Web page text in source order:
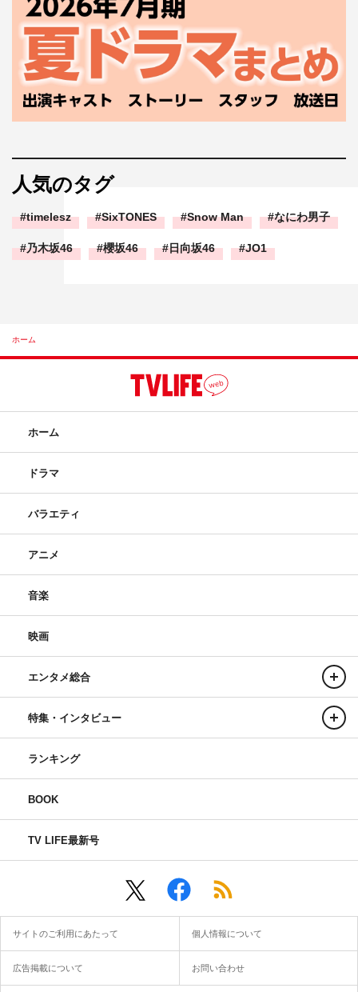
人気のタグ
timelesz SixTONES Snow Man なにわ男子
乃木坂46 櫻坂46 日向坂46 JO1
ホーム
ホーム
ドラマ
バラエティ
アニメ
音楽
映画
エンタメ総合
特集・インタビュー
ランキング
BOOK
TV LIFE最新号
サイトのご利用にあたって 個人情報について
広告掲載について お問い合わせ